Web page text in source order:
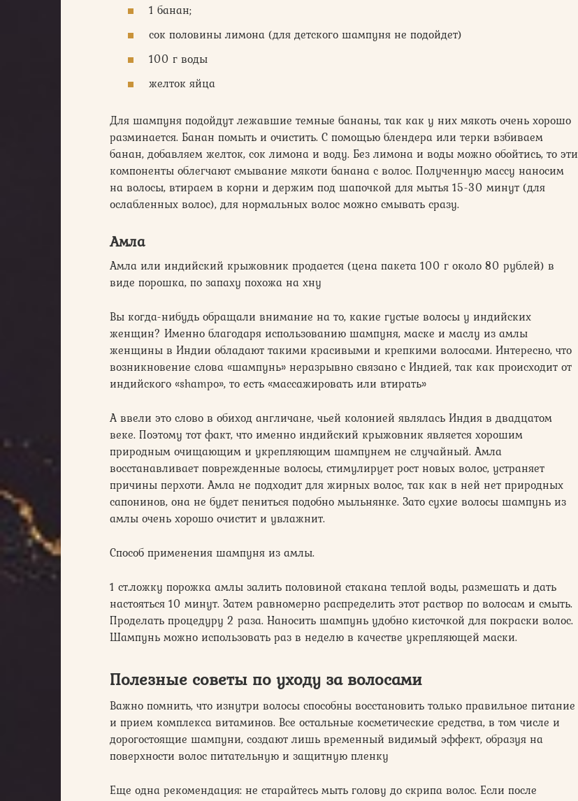
1 банан;
сок половины лимона (для детского шампуня не подойдет)
100 г воды
желток яйца
Для шампуня подойдут лежавшие темные бананы, так как у них мякоть очень хорошо
разминается. Банан помыть и очистить. С помощью блендера или терки взбиваем
банан, добавляем желток, сок лимона и воду. Без лимона и воды можно обойтись, то эти
компоненты облегчают смывание мякоти банана с волос. Полученную массу наносим
на волосы, втираем в корни и держим под шапочкой для мытья 15-30 минут (для
ослабленных волос), для нормальных волос можно смывать сразу.
Амла
Амла или индийский крыжовник продается (цена пакета 100 г около 80 рублей) в
виде порошка, по запаху похожа на хну
Вы когда-нибудь обращали внимание на то, какие густые волосы у индийских
женщин? Именно благодаря использованию шампуня, маске и маслу из амлы
женщины в Индии обладают такими красивыми и крепкими волосами. Интересно, что
возникновение слова «шампунь» неразрывно связано с Индией, так как происходит от
индийского «shampo», то есть «массажировать или втирать»
А ввели это слово в обиход англичане, чьей колонией являлась Индия в двадцатом
веке. Поэтому тот факт, что именно индийский крыжовник является хорошим
природным очищающим и укрепляющим шампунем не случайный. Амла
восстанавливает поврежденные волосы, стимулирует рост новых волос, устраняет
причины перхоти. Амла не подходит для жирных волос, так как в ней нет природных
сапонинов, она не будет пениться подобно мыльнянке. Зато сухие волосы шампунь из
амлы очень хорошо очистит и увлажнит.
Способ применения шампуня из амлы.
1 ст.ложку порожка амлы залить половиной стакана теплой воды, размешать и дать
настояться 10 минут. Затем равномерно распределить этот раствор по волосам и смыть.
Проделать процедуру 2 раза. Наносить шампунь удобно кисточкой для покраски волос.
Шампунь можно использовать раз в неделю в качестве укрепляющей маски.
Полезные советы по уходу за волосами
Важно помнить, что изнутри волосы способны восстановить только правильное питание
и прием комплекса витаминов. Все остальные косметические средства, в том числе и
дорогостоящие шампуни, создают лишь временный видимый эффект, образуя на
поверхности волос питательную и защитную пленку
Еще одна рекомендация: не старайтесь мыть голову до скрипа волос. Если после